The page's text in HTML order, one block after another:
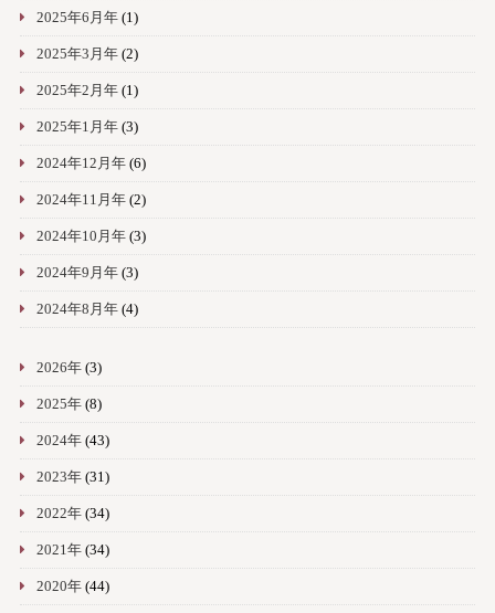
2025年6月年(1)
2025年3月年(2)
2025年2月年(1)
2025年1月年(3)
2024年12月年(6)
2024年11月年(2)
2024年10月年(3)
2024年9月年(3)
2024年8月年(4)
2026年(3)
2025年(8)
2024年(43)
2023年(31)
2022年(34)
2021年(34)
2020年(44)